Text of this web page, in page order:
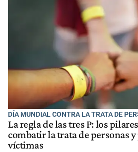
DÍA MUNDIAL CONTRA LA TRATA DE
La regla de las tres P: los
combatir la trata de personas
víctimas